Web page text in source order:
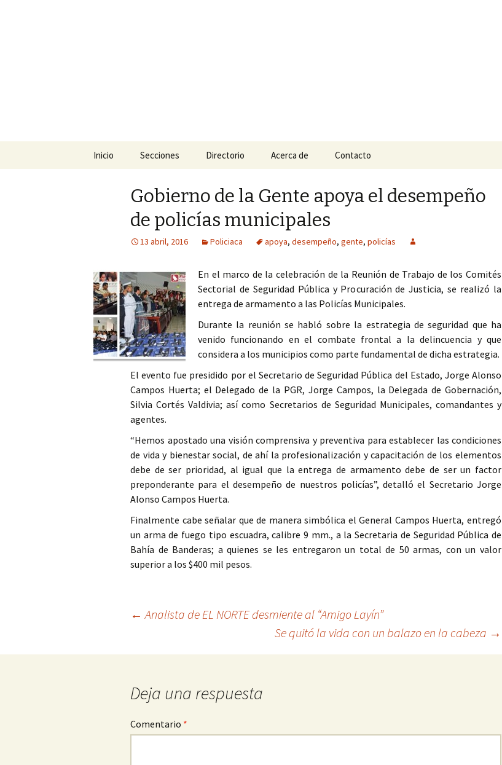
Inicio Secciones
Sociedad
Columna
Opinión
Directorio Acerca de Contacto
Gobierno de la Gente apoya el desempeño
de policías municipales
13 abril, 2016 Policiaca apoya, desempeño, gente, policías
En el marco de la celebración de la Reunión de Trabajo de los Comités
Sectorial de Seguridad Pública y Procuración de Justicia, se realizó la
entrega de armamento a las Policías Municipales.
Durante la reunión se habló sobre la estrategia de seguridad que ha
venido funcionando en el combate frontal a la delincuencia y que
considera a los municipios como parte fundamental de dicha estrategia.
El evento fue presidido por el Secretario de Seguridad Pública del Estado, Jorge Alonso
Campos Huerta; el Delegado de la PGR, Jorge Campos, la Delegada de Gobernación,
Silvia Cortés Valdivia; así como Secretarios de Seguridad Municipales, comandantes y
agentes.
“Hemos apostado una visión comprensiva y preventiva para establecer las condiciones
de vida y bienestar social, de ahí la profesionalización y capacitación de los elementos
debe de ser prioridad, al igual que la entrega de armamento debe de ser un factor
preponderante para el desempeño de nuestros policías”, detalló el Secretario Jorge
Alonso Campos Huerta.
Finalmente cabe señalar que de manera simbólica el General Campos Huerta, entregó
un arma de fuego tipo escuadra, calibre 9 mm., a la Secretaria de Seguridad Pública de
Bahía de Banderas; a quienes se les entregaron un total de 50 armas, con un valor
superior a los $400 mil pesos.
← Analista de EL NORTE desmiente al “Amigo Layín”
Se quitó la vida con un balazo en la cabeza →
Deja una respuesta
Comentario *